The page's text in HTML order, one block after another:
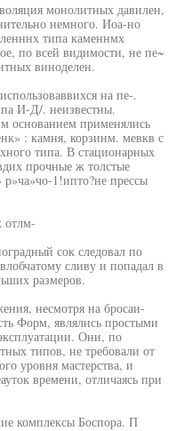
монолитных давилен,
немного. Иоа-но
типа каменнмх
по всей видимости, не пе~
виноделен.
на пе-.
И-Д/. неизвестны.
основанием применялись
: камня, корзинм. мевкв с
типа. В стационарных
прочные ж толстые
1!ипто?не прессы
отлм-
сок следовал по
сливу и попадал в
размеров.
несмотря на бросаи-
Форм, являлись простыми
Они, по
типов, не требовали от
уровня мастерства, и
времени, отличаясь при
комплексы Боспора. П